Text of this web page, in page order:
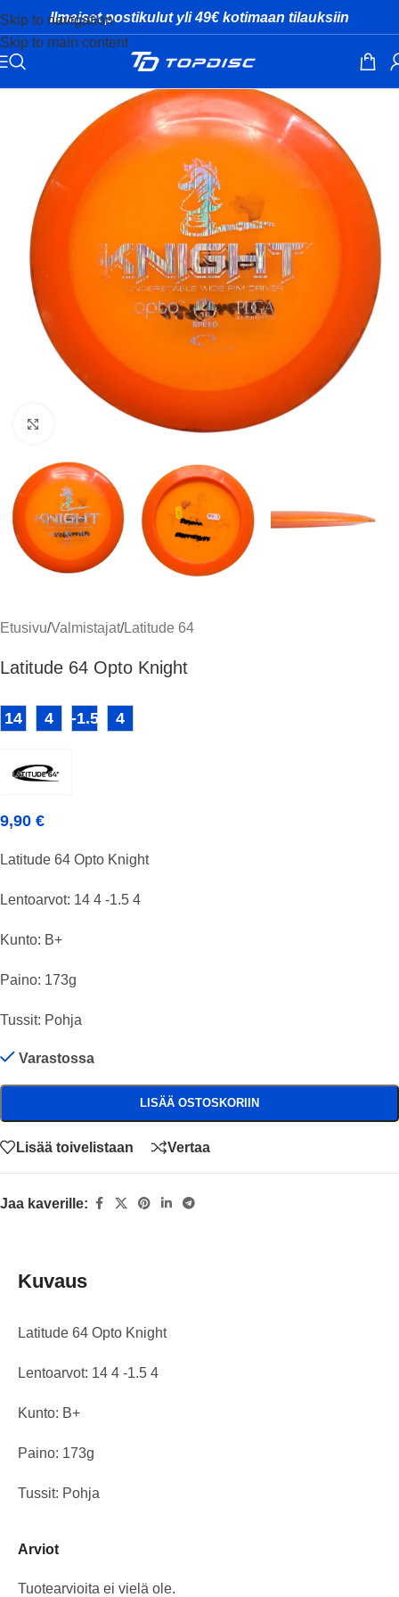
Skip to navigation
Skip to main content
Ilmaiset postikulut yli 49€ kotimaan tilauksiin
Klikkaa suuremmaksi
Etusivu/Valmistajat/Latitude 64
Latitude 64 Opto Knight
14 4 -1.5 4
9,90 €
Latitude 64 Opto Knight
Lentoarvot: 14 4 -1.5 4
Kunto: B+
Paino: 173g
Tussit: Pohja
Varastossa
LISÄÄ OSTOSKORIIN
Lisää toivelistaan Vertaa
Jaa kaverille:
Kuvaus
Latitude 64 Opto Knight
Lentoarvot: 14 4 -1.5 4
Kunto: B+
Paino: 173g
Tussit: Pohja
Arviot
Tuotearvioita ei vielä ole.